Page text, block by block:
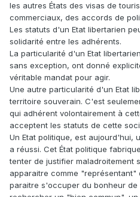
les autres États des visas de
commerciaux, des accords de
Les statuts d'un Etat libertarien
solidarité entre les adhérents.
La particularité d'un Etat
sans exception, ont donné
véritable mandat pour agir.
Une autre particularité d'un Etat
territoire souverain. C'est
qui adhérent volontairement à
acceptent les statuts de cette
Un Etat politique, est aujourd'hui,
a réussi. Cet État politique
tenter de justifier maladroitement
apparaitre comme "représentant"
paraitre s'occuper du bonheur de